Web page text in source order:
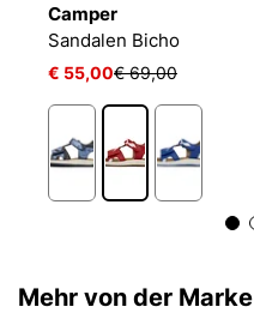
Camper
Sandalen Bicho
€ 55,00€ 69,00
Mehr von der Marke